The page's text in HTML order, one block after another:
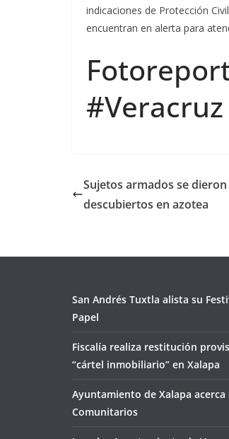
indicaciones de Protección
encuentran en alerta para
#Veracruz
Sujetos armados se
descubiertos en azotea
San Andrés Tuxtla alista su
Papel
Fiscalía realiza restitución
“cártel inmobiliario” en Xalapa
Ayuntamiento de Xalapa
Comunitarios